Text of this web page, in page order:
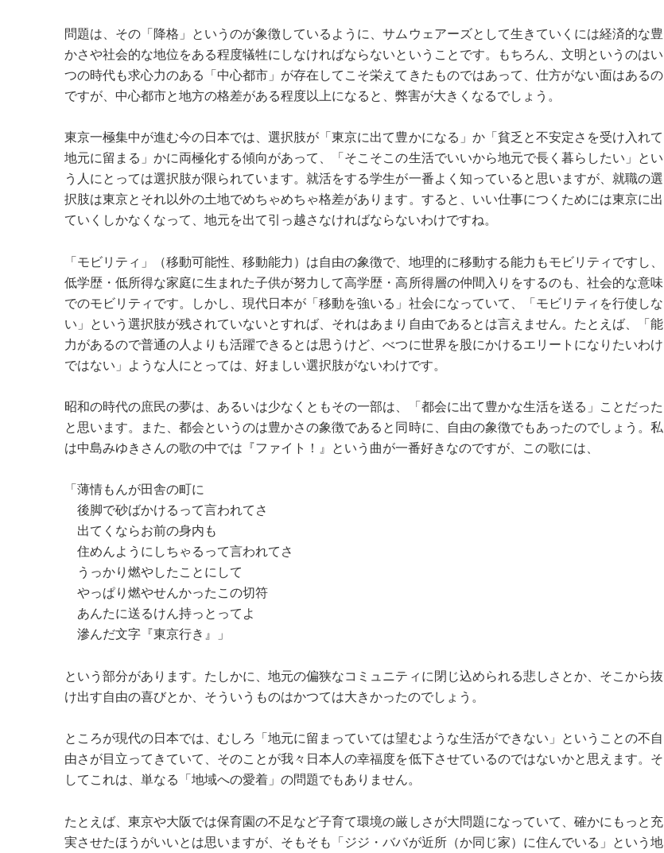
問題は、その「降格」というのが象徴しているように、サムウェアーズとして生きていくには経済的な豊
かさや社会的な地位をある程度犠牲にしなければならないということです。もちろん、文明というのはい
つの時代も求心力のある「中心都市」が存在してこそ栄えてきたものではあって、仕方がない面はあるの
ですが、中心都市と地方の格差がある程度以上になると、弊害が大きくなるでしょう。
東京一極集中が進む今の日本では、選択肢が「東京に出て豊かになる」か「貧乏と不安定さを受け入れて
地元に留まる」かに両極化する傾向があって、「そこそこの生活でいいから地元で長く暮らしたい」とい
う人にとっては選択肢が限られています。就活をする学生が一番よく知っていると思いますが、就職の選
択肢は東京とそれ以外の土地でめちゃめちゃ格差があります。すると、いい仕事につくためには東京に出
ていくしかなくなって、地元を出て引っ越さなければならないわけですね。
「モビリティ」（移動可能性、移動能力）は自由の象徴で、地理的に移動する能力もモビリティですし、
低学歴・低所得な家庭に生まれた子供が努力して高学歴・高所得層の仲間入りをするのも、社会的な意味
でのモビリティです。しかし、現代日本が「移動を強いる」社会になっていて、「モビリティを行使しな
い」という選択肢が残されていないとすれば、それはあまり自由であるとは言えません。たとえば、「能
力があるので普通の人よりも活躍できるとは思うけど、べつに世界を股にかけるエリートになりたいわけ
ではない」ような人にとっては、好ましい選択肢がないわけです。
昭和の時代の庶民の夢は、あるいは少なくともその一部は、「都会に出て豊かな生活を送る」ことだった
と思います。また、都会というのは豊かさの象徴であると同時に、自由の象徴でもあったのでしょう。私
は中島みゆきさんの歌の中では『ファイト！』という曲が一番好きなのですが、この歌には、
「薄情もんが田舎の町に
後脚で砂ばかけるって言われてさ
出てくならお前の身内も
住めんようにしちゃるって言われてさ
うっかり燃やしたことにして
やっぱり燃やせんかったこの切符
あんたに送るけん持っとってよ
滲んだ文字『東京行き』」
という部分があります。たしかに、地元の偏狭なコミュニティに閉じ込められる悲しさとか、そこから抜
け出す自由の喜びとか、そういうものはかつては大きかったのでしょう。
ところが現代の日本では、むしろ「地元に留まっていては望むような生活ができない」ということの不自
由さが目立ってきていて、そのことが我々日本人の幸福度を低下させているのではないかと思えます。そ
してこれは、単なる「地域への愛着」の問題でもありません。
たとえば、東京や大阪では保育園の不足など子育て環境の厳しさが大問題になっていて、確かにもっと充
実させたほうがいいとは思いますが、そもそも「ジジ・ババが近所（か同じ家）に住んでいる」という地